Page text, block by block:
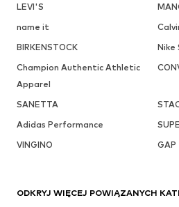
LEVI'S
name it
BIRKENSTOCK
Nike
Champion Authentic Athletic
Apparel
SANETTA
Adidas Performance
VINGINO
GAP
ODKRYJ WIĘCEJ POWIĄZANYCH